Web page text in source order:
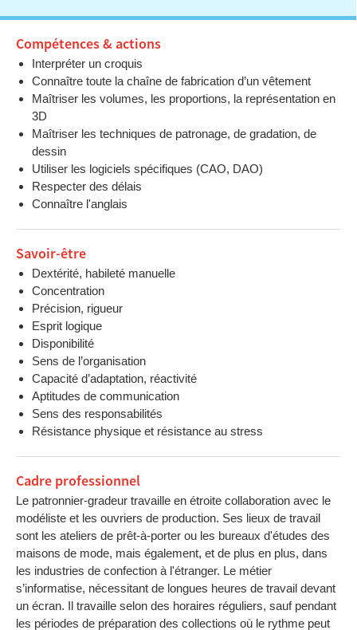
Compétences & actions
Interpréter un croquis
Connaître toute la chaîne de fabrication d’un vêtement
Maîtriser les volumes, les proportions, la représentation en
3D
Maîtriser les techniques de patronage, de gradation, de
dessin
Utiliser les logiciels spécifiques (CAO, DAO)
Respecter des délais
Connaître l'anglais
Savoir-être
Dextérité, habileté manuelle
Concentration
Précision, rigueur
Esprit logique
Disponibilité
Sens de l’organisation
Capacité d’adaptation, réactivité
Aptitudes de communication
Sens des responsabilités
Résistance physique et résistance au stress
Cadre professionnel
Le patronnier-gradeur travaille en étroite collaboration avec le
modéliste et les ouvriers de production. Ses lieux de travail
sont les ateliers de prêt-à-porter ou les bureaux d'études des
maisons de mode, mais également, et de plus en plus, dans
les industries de confection à l'étranger. Le métier
s’informatise, nécessitant de longues heures de travail devant
un écran. Il travaille selon des horaires réguliers, sauf pendant
les périodes de préparation des collections où le rythme peut